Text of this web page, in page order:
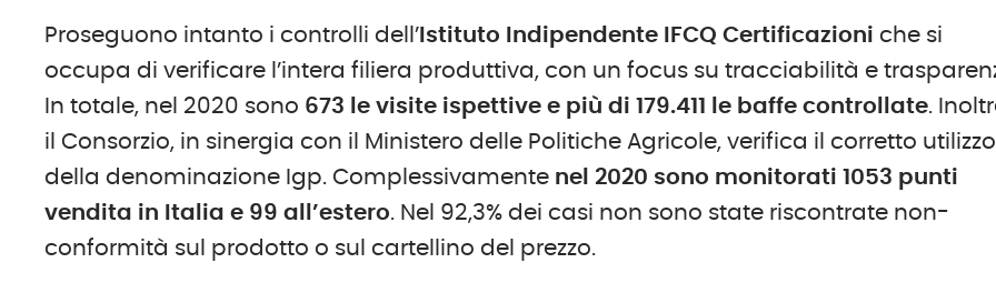
Proseguono intanto i controlli dell’ Istituto Indipendente IFCQ Certificazioni che si
occupa di verificare l’intera filiera produttiva, con un focus su tracciabilità e
In totale, nel 2020 sono 673 le visite ispettive e più di 179.411 le baffe controllate.
il Consorzio, in sinergia con il Ministero delle Politiche Agricole, verifica il corretto utilizzo
della denominazione Igp. Complessivamente nel 2020 sono monitorati 1053 punti
vendita in Italia e 99 all’estero. Nel 92,3% dei casi non sono state riscontrate non-
conformità sul prodotto o sul cartellino del prezzo.